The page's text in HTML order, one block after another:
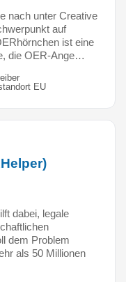
nach unter Creative
auf
ist eine
die OER-Ange…
EU
dabei, legale
dem Problem
als 50 Millionen